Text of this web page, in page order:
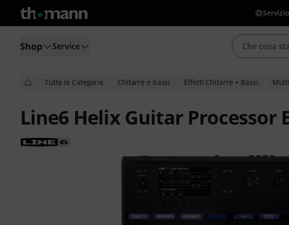
Shop Service
Tutte le Categorie Chitarre e bassi Effetti Chitarre + Bassi
Line6 Helix Guitar Processor